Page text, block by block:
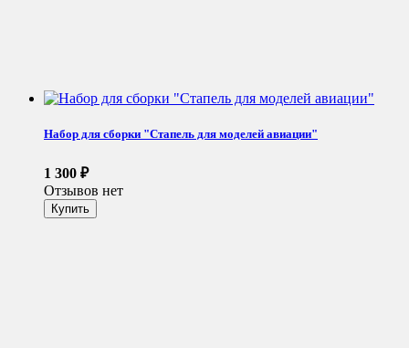
Набор для сборки "Стапель для моделей авиации"
1 300 ₽
Отзывов нет